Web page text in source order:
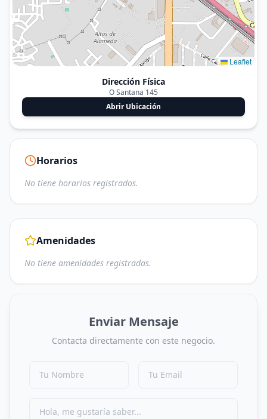
Leaflet
Dirección Física
O Santana 145
Abrir Ubicación
Horarios
No tiene horarios registrados.
Amenidades
No tiene amenidades registradas.
Enviar Mensaje
Contacta directamente con este negocio.